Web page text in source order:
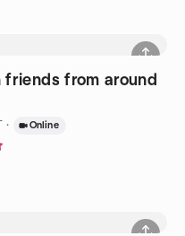
from around
· Online